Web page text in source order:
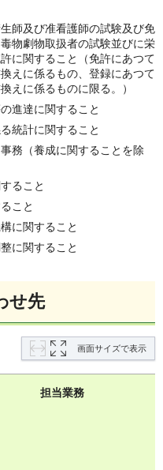
師及び准看護師の試験及び免
物劇物取扱者の試験並びに栄
に関すること（免許にあつて
えに係るもの、登録にあつて
えに係るものに限る。）
進達に関すること
統計に関すること
務（養成に関することを除
ること
こと
に関すること
に関すること
せ先
画面サイズで表示
担当業務